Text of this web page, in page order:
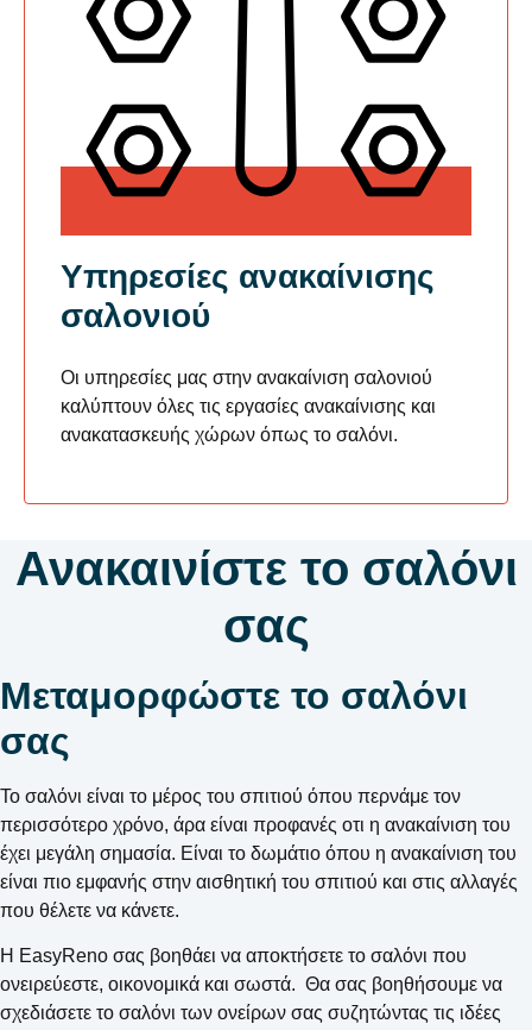
Υπηρεσίες ανακαίνισης
σαλονιού
Οι υπηρεσίες μας στην ανακαίνιση σαλονιού
καλύπτουν όλες τις εργασίες ανακαίνισης και
ανακατασκευής χώρων όπως το σαλόνι.
Ανακαινίστε το σαλόνι
σας
Μεταμορφώστε το σαλόνι
σας
Το σαλόνι είναι το μέρος του σπιτιού όπου περνάμε τον
περισσότερο χρόνο, άρα είναι προφανές οτι η ανακαίνιση του
έχει μεγάλη σημασία. Είναι το δωμάτιο όπου η ανακαίνιση του
είναι πιο εμφανής στην αισθητική του σπιτιού και στις αλλαγές
που θέλετε να κάνετε.
Η EasyReno σας βοηθάει να αποκτήσετε το σαλόνι που
ονειρεύεστε, οικονομικά και σωστά. Θα σας βοηθήσουμε να
σχεδιάσετε το σαλόνι των ονείρων σας συζητώντας τις ιδέες